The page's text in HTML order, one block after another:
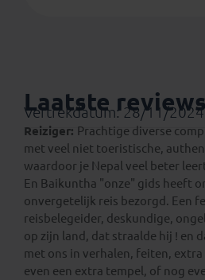
Laatste reviews
Vertrekdatum: 28/11/2024
Reiziger: Prachtige diverse
met veel niet toeristische,
waardoor je Nepal veel beter
En Baikuntha "onze" gids heeft
onvergetelijk reis bezorgd. Een
reisbelegeider, deskundige,
op zijn land, dat straalde hij ! en
met ons in verhalen, feiten,
even een extra tempel, of nog